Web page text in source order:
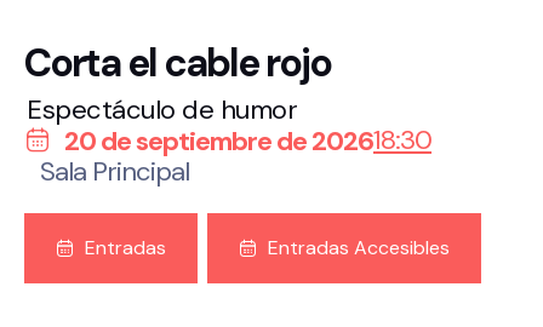
Corta el cable rojo
Espectáculo de humor
20 de septiembre de 202618:30
Sala Principal
Entradas Entradas Accesibles